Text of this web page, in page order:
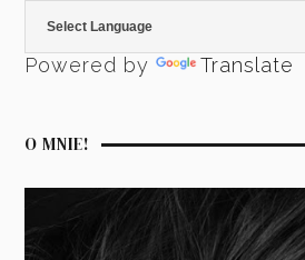
Powered by Translate
O MNIE!